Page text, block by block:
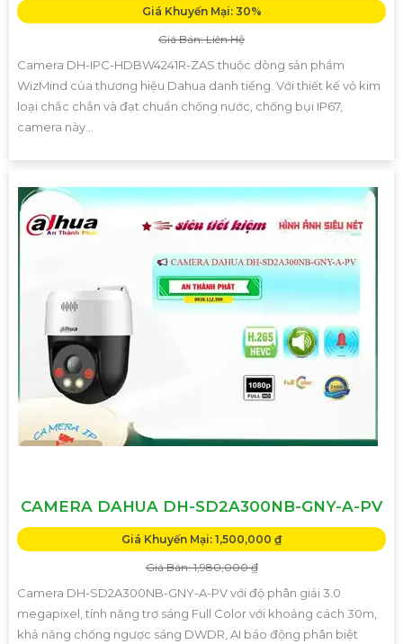
Giá Khuyến Mại: 30%
Giá Bán: Liên Hệ
Camera DH-IPC-HDBW4241R-ZAS thuộc dòng sản phẩm
WizMind của thương hiệu Dahua danh tiếng. Với thiết kế vỏ kim
loại chắc chắn và đạt chuẩn chống nước, chống bụi IP67,
camera này...
CAMERA DAHUA DH-SD2A300NB-GNY-A-PV
Giá Khuyến Mại: 1,500,000 ₫
Giá Bán: 1,980,000 ₫
Camera DH-SD2A300NB-GNY-A-PV với độ phân giải 3.0
megapixel, tính năng trợ sáng Full Color với khoảng cách 30m,
khả năng chống ngược sáng DWDR, AI báo động phân biệt